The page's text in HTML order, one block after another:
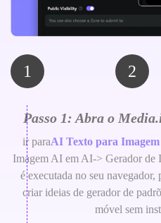
1 2
Passo 1: Abra o
ir paraAI Texto para
Imagem AI em AI-> Gerador de
é executada no seu navegador,
criar ideias de gerador de
móvel sem